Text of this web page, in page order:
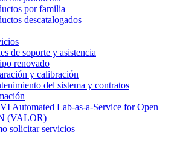
por familia
descatalogados
de soporte y asistencia
renovado
y calibración
del sistema y contratos
Automated Lab-as-a-Service for Open
(VALOR)
solicitar servicios